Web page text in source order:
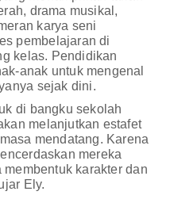
drama musikal,
karya seni
pembelajaran di
kelas. Pendidikan
anak untuk mengenal
sejak dini.
di bangku sekolah
melanjutkan estafet
mendatang. Karena
mereka
karakter dan
Ely.